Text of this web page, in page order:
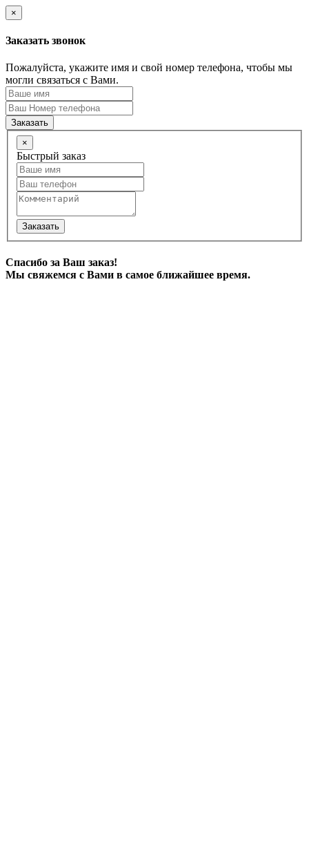
×
Заказать звонок
Пожалуйста, укажите имя и свой номер телефона, чтобы мы
могли связаться с Вами.
Заказать
×
Быстрый заказ
Заказать
Спасибо за Ваш заказ!
Мы свяжемся с Вами в самое ближайшее время.